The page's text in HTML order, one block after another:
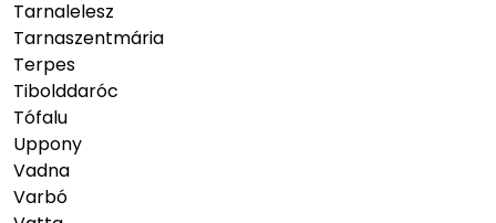
Tarnalelesz
Tarnaszentmária
Terpes
Tibolddaróc
Tófalu
Uppony
Vadna
Varbó